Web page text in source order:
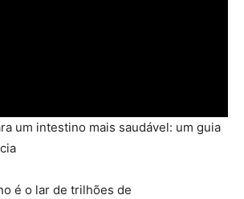
um intestino mais saudável: um guia
é o lar de trilhões de